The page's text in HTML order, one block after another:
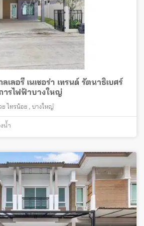
เลอรี่ เนเชอร่า เทรนด์ รัตนาธิเบศร์
รไฟฟ้าบางใหญ่
ไทรน้อย , บางใหญ่
น้ำ